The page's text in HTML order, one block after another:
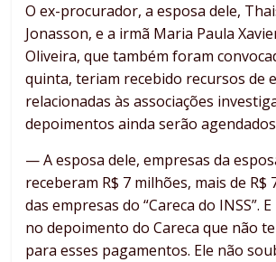
O ex-procurador, a esposa dele,
Jonasson, e a irmã Maria Paula
Oliveira, que também foram
quinta, teriam recebido recursos de
relacionadas às associações
depoimentos ainda serão
— A esposa dele, empresas da
receberam R$ 7 milhões, mais de R$
das empresas do “Careca do INSS”.
no depoimento do Careca que não
para esses pagamentos. Ele não